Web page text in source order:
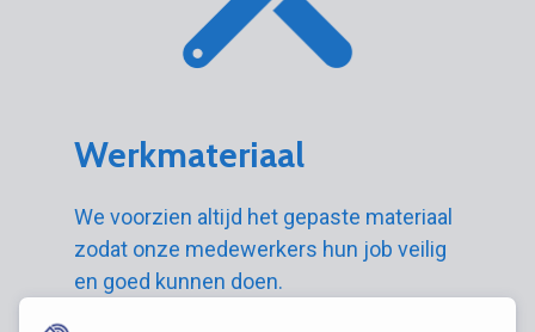
Werkmateriaal
We voorzien altijd het gepaste materiaal
zodat onze medewerkers hun job veilig
en goed kunnen doen.